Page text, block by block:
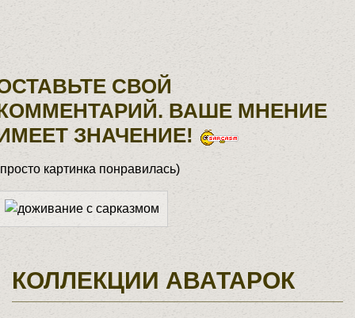
СВОЙ
ВАШЕ МНЕНИЕ
ЗНАЧЕНИЕ!
картинка понравилась)
КОЛЛЕКЦИИ АВАТАРОК